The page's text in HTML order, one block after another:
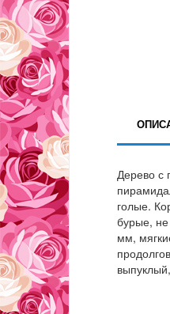
Дерево с
голые.
бурые,
мм,